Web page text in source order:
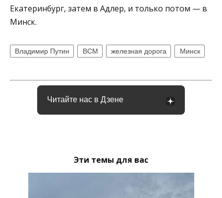
Екатеринбург, затем в Адлер, и только потом — в
Минск.
Владимир Путин ВСМ железная дорога Минск
Читайте нас в Дзене
Эти темы для вас